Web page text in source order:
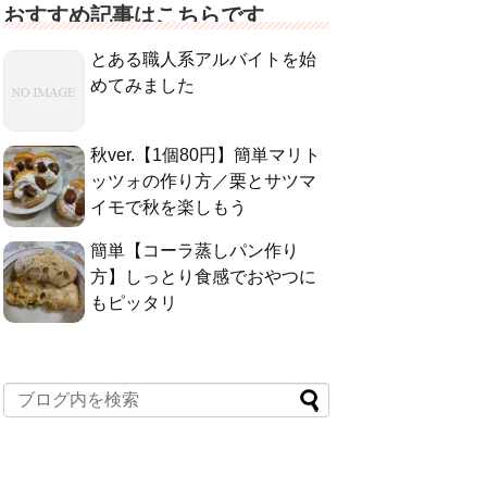
おすすめ記事はこちらです
とある職人系アルバイトを始
めてみました
秋ver.【1個80円】簡単マリト
ッツォの作り方／栗とサツマ
イモで秋を楽しもう
簡単【コーラ蒸しパン作り
方】しっとり食感でおやつに
もピッタリ